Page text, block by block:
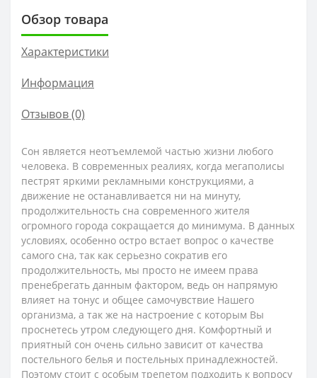
Обзор товара
Характеристики
Информация
Отзывов (0)
Сон является неотъемлемой частью жизни любого
человека. В современных реалиях, когда мегаполисы
пестрят яркими рекламными конструкциями, а
движение не останавливается ни на минуту,
продолжительность сна современного жителя
огромного города сокращается до минимума. В данных
условиях, особенно остро встает вопрос о качестве
самого сна, так как серьезно сократив его
продолжительность, мы просто не имеем права
пренебрегать данным фактором, ведь он напрямую
влияет на тонус и общее самочувствие Нашего
организма, а так же на настроение с которым Вы
проснетесь утром следующего дня. Комфортный и
приятный сон очень сильно зависит от качества
постельного белья и постельных принадлежностей.
Поэтому стоит с особым трепетом подходить к вопросу